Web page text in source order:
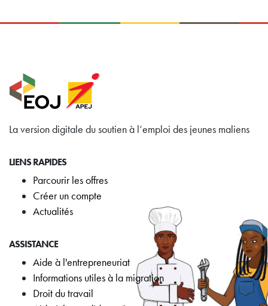
La version digitale du soutien à l’emploi des jeunes maliens
LIENS RAPIDES
Parcourir les offres
Créer un compte
Actualités
ASSISTANCE
Aide à l'entrepreneuriat
Informations utiles à la migration
Droit du travail